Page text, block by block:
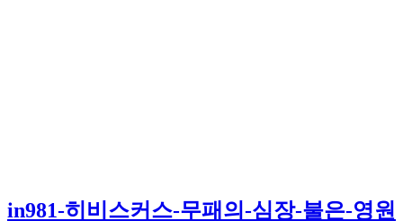
in981-히비스커스-무패의-심장-불은-영원